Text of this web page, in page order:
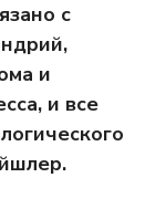
с
и
и все